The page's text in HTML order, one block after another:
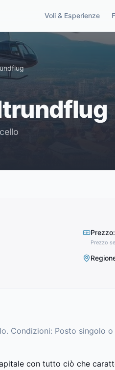
Voli & Esperienze
Prezzo:
Prezzo
Condizioni: Posto singolo
con tutto ciò che